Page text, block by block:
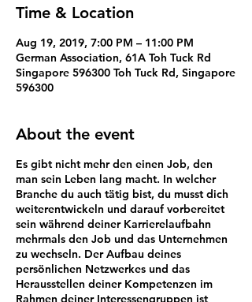
Time & Location
Aug 19, 2019, 7:00 PM – 11:00 PM
German Association, 61A Toh Tuck Rd
Singapore 596300 Toh Tuck Rd, Singapore
596300
About the event
Es gibt nicht mehr den einen Job, den
man sein Leben lang macht. In welcher
Branche du auch tätig bist, du musst dich
weiterentwickeln und darauf vorbereitet
sein während deiner Karrierelaufbahn
mehrmals den Job und das Unternehmen
zu wechseln. Der Aufbau deines
persönlichen Netzwerkes und das
Herausstellen deiner Kompetenzen im
Rahmen deiner Interessengruppen ist